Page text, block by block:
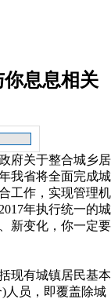
息息相关
府关于整合城乡居
我省将全面完成城
工作，实现管理机
年执行统一的城
新变化，你一定要
现有城镇居民基本
人员，即覆盖除城